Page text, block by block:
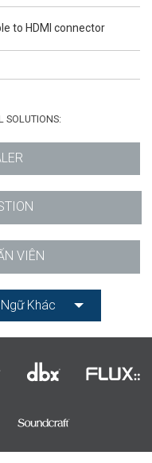
to HDMI connector
SOLUTIONS:
VIÊN
Khác